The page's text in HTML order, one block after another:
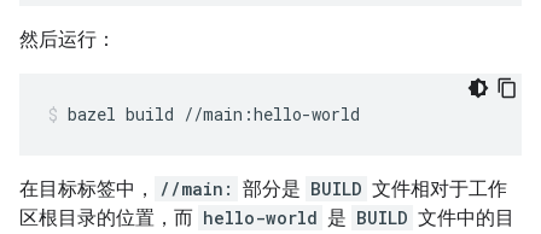
然后运行：
bazel build //main:hello-world
在目标标签中， //main: 部分是 BUILD 文件相对于工作
区根目录的位置，而 hello-world 是 BUILD 文件中的目